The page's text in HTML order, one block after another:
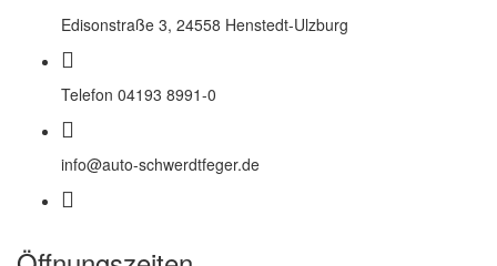
Edisonstraße 3, 24558 Henstedt-Ulzburg
Telefon 04193 8991-0
info@auto-schwerdtfeger.de